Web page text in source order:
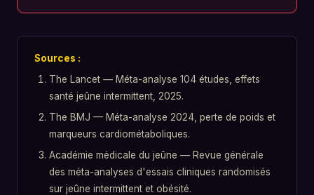
Sources :
The Lancet — Méta-analyse 104 études, effets
santé jeûne intermittent, 2025.
The BMJ — Méta-analyse 2024, perte de poids et
marqueurs cardiométaboliques.
Académie médicale du jeûne — Revue générale
des méta-analyses d'essais cliniques randomisés
sur jeûne intermittent et obésité.